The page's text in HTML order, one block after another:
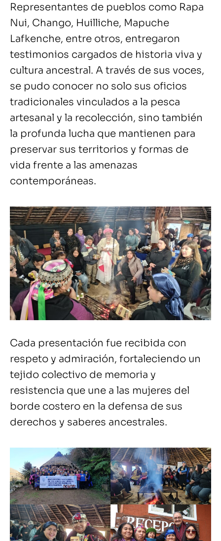
Representantes de pueblos como Rapa
Nui, Chango, Huilliche, Mapuche
Lafkenche, entre otros, entregaron
testimonios cargados de historia viva y
cultura ancestral. A través de sus voces,
se pudo conocer no solo sus oficios
tradicionales vinculados a la pesca
artesanal y la recolección, sino también
la profunda lucha que mantienen para
preservar sus territorios y formas de
vida frente a las amenazas
contemporáneas.
Cada presentación fue recibida con
respeto y admiración, fortaleciendo un
tejido colectivo de memoria y
resistencia que une a las mujeres del
borde costero en la defensa de sus
derechos y saberes ancestrales.